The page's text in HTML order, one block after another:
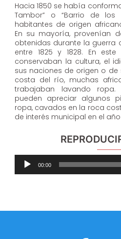
Hacia 1850 se había
Tambor” o “Barrio de los
habitantes de origen
En su mayoría, provenían
obtenidas durante la guerra
entre 1825 y 1828. En
conservaban la cultura, el
sus naciones de origen o de
costa del río, muchas
trabajaban lavando
pueden apreciar algunos
ropa, cavados en la roca
de interés municipal en el año
Reproductor
de
00:00